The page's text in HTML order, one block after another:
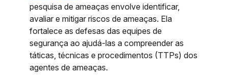
pesquisa de ameaças envolve identificar,
avaliar e mitigar riscos de ameaças. Ela
fortalece as defesas das equipes de
segurança ao ajudá-las a compreender as
táticas, técnicas e procedimentos (TTPs) dos
agentes de ameaças.